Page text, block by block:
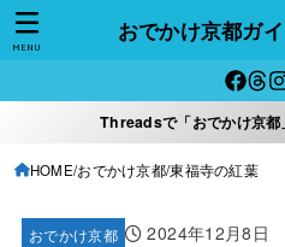
おでかけ京都ガ
MENU
Threadsで「おでかけ京都
HOME おでかけ京都 東福寺の紅葉
おでかけ京都 2024年12月8日